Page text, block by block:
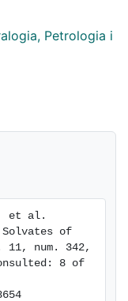
two of them
H2O) and
temperature
among
forms of
Petrologia i
et al.
Solvates of
num. 342,
8 of